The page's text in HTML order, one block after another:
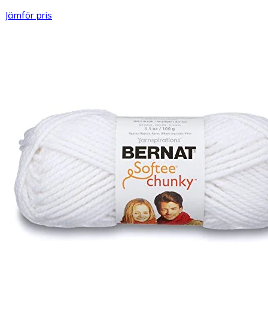
Jämför pris